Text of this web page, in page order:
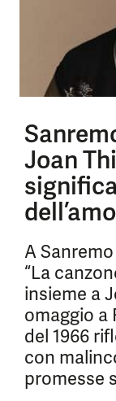
Joan
A
“La
insieme a
omaggio a
del 1966
con
promesse